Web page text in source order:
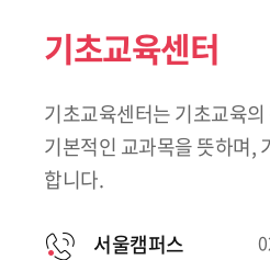
기초교육센터
기초교육센터는 기초교육
기본적인 교과목을 뜻하며,
합니다.
서울캠퍼스